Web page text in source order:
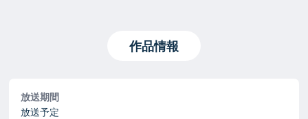
作品情報
放送期間
放送予定